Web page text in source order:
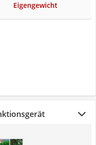
Eigengewicht